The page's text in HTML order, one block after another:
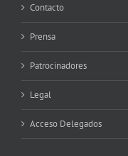
Contacto
Prensa
Patrocinadores
Legal
Acceso Delegados